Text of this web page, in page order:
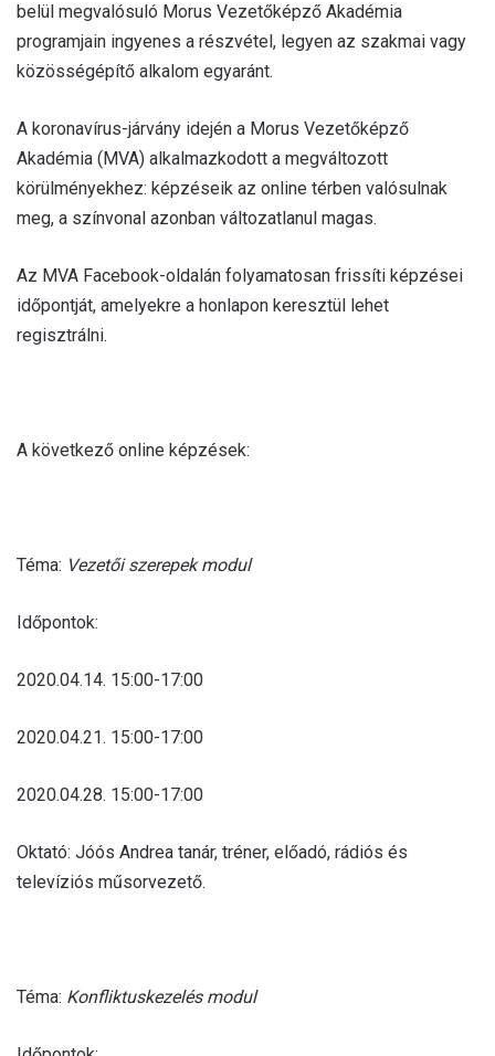
belül megvalósuló Morus Vezetőképző Akadémia
programjain ingyenes a részvétel, legyen az szakmai vagy
közösségépítő alkalom egyaránt.
A koronavírus-járvány idején a Morus Vezetőképző
Akadémia (MVA) alkalmazkodott a megváltozott
körülményekhez: képzéseik az online térben valósulnak
meg, a színvonal azonban változatlanul magas.
Az MVA Facebook-oldalán folyamatosan frissíti képzései
időpontját, amelyekre a honlapon keresztül lehet
regisztrálni.
A következő online képzések:
Téma: Vezetői szerepek modul
Időpontok:
2020.04.14. 15:00-17:00
2020.04.21. 15:00-17:00
2020.04.28. 15:00-17:00
Oktató: Jóós Andrea tanár, tréner, előadó, rádiós és
televíziós műsorvezető.
Téma: Konfliktuskezelés modul